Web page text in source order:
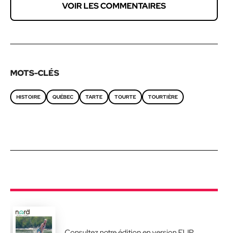
VOIR LES COMMENTAIRES
MOTS-CLÉS
HISTOIRE QUÉBEC TARTE TOURTE TOURTIÈRE